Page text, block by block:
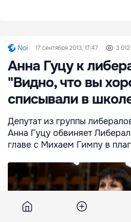
Noi 17 сентября 2013, 17:47 3 012
Анна Гуцу к
"Видно, что вы
списывали в
Депутат из группы
Анна Гуцу обвиняет
главе с Михаем Гимпу в